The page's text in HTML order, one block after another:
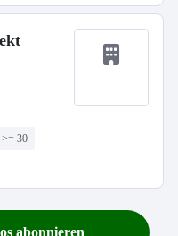
30
abonnieren